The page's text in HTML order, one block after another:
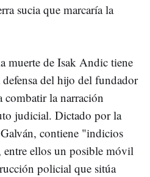
sucia que marcaría la
muerte de Isak Andic tiene
del hijo del fundador
combatir la narración
judicial. Dictado por la
contiene "indicios
ellos un posible móvil
policial que sitúa